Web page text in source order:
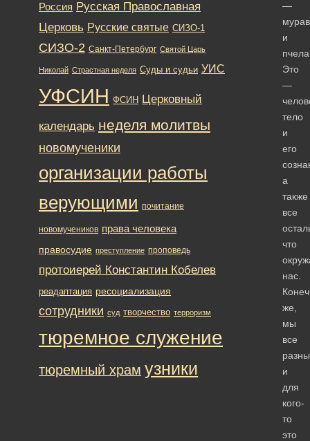
—
и
Это
—
тело
и
его
а
также
все
что
нас.
же,
мы
все
и
для
кого-
то
это
Россия Русская Православная
Церковь Русские святые СИЗО-1
СИЗО-2 Санкт-Петербург Святой Царь
Николай Страстная неделя Суды и судьи УИС
УФСИН ФСИН Церковный
календарь неделя молитвы
новомученики
организации работы
верующими почитание
новомучеников права человека
правосудие преступление проповедь
протоиерей Константин Кобелев
реадаптация ресоциализация
сотрудники суд творчество терроризм
тюремное служение
тюремный храм узники